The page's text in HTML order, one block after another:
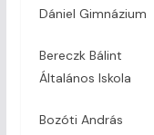
Dániel Gimnázium
Bereczk
Általános Iskola
Bozóti András